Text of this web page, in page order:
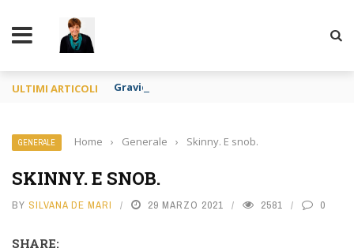
ULTIMI ARTICOLI Gravidanza per altri e apologia di pedofilia
GENERALE Home › Generale › Skinny. E snob.
SKINNY. E SNOB.
BY SILVANA DE MARI 29 MARZO 2021 2581 0
SHARE: